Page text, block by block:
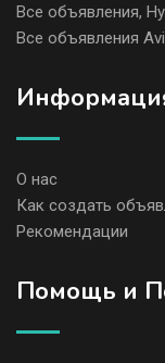
Все объявления,
Все объявления
О нас
Как создать
Рекомендации
Помощь и